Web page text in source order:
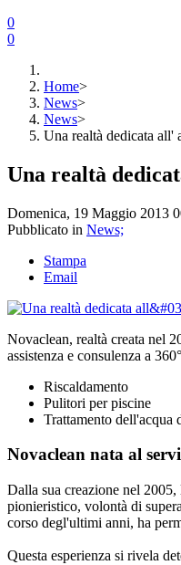
0
0
Home>
News>
News>
Una realtà dedicata all'
Una realtà
Domenica, 19 Maggio 2013
Pubblicato in News;
Stampa
Email
Novaclean, realtà creata nel
assistenza e consulenza a
Riscaldamento
Pulitori per piscine
Trattamento dell'acqua
Novaclean nata al
Dalla sua creazione nel
pionieristico, volontà di
corso degl'ultimi anni, ha
Questa esperienza si rivela